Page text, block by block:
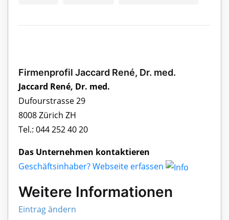
Firmenprofil Jaccard René, Dr. med.
Jaccard René, Dr. med.
Dufourstrasse 29
8008 Zürich ZH
Tel.: 044 252 40 20
Das Unternehmen kontaktieren
Geschäftsinhaber? Webseite erfassen
Weitere Informationen
Eintrag ändern